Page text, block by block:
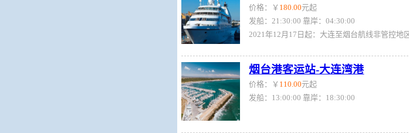
价格：￥ 180.00元起
发船：21:30:00 靠岸：04:30:00
烟台港客运站-大连湾港
价格：￥ 110.00元起
发船：13:00:00 靠岸：18:30:00